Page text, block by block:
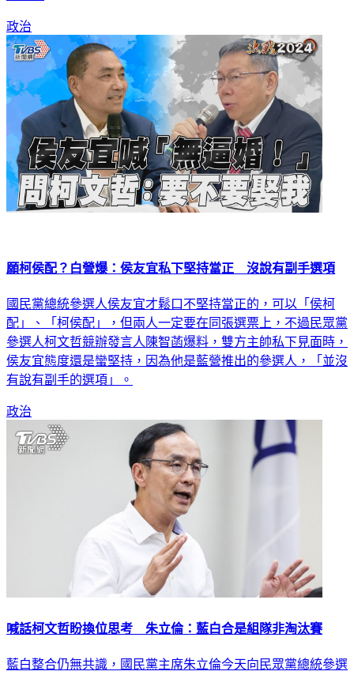
政治
願柯侯配？白營爆：侯友宜私下堅持當正 沒說有副手選項
國民黨總統參選人侯友宜才鬆口不堅持當正的，可以「侯柯
配」、「柯侯配」，但兩人一定要在同張選票上，不過民眾黨
參選人柯文哲競辦發言人陳智菡爆料，雙方主帥私下見面時，
侯友宜態度還是蠻堅持，因為他是藍營推出的參選人，「並沒
有說有副手的選項」。
政治
喊話柯文哲盼換位思考 朱立倫：藍白合是組隊非淘汰賽
藍白整合仍無共識，國民黨主席朱立倫今天向民眾黨總統參選